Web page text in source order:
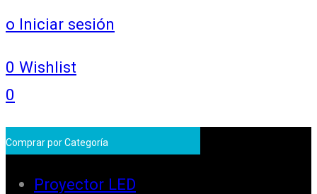
o Iniciar sesión
0 Wishlist
0
Comprar por Categoría
Proyector LED